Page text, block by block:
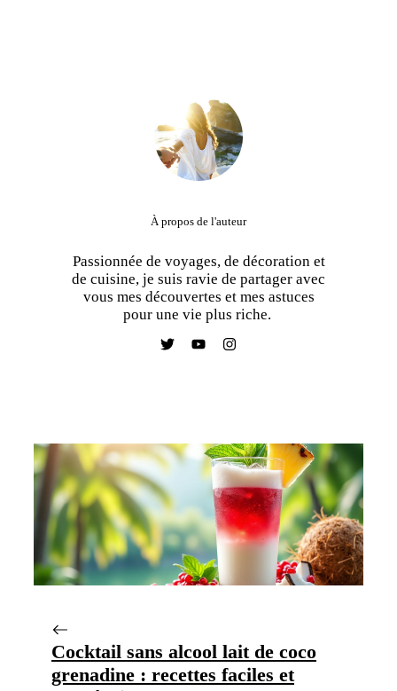
À propos de l'auteur
Passionnée de voyages, de décoration et
de cuisine, je suis ravie de partager avec
vous mes découvertes et mes astuces
pour une vie plus riche.
Cocktail sans alcool lait de coco
grenadine : recettes faciles et